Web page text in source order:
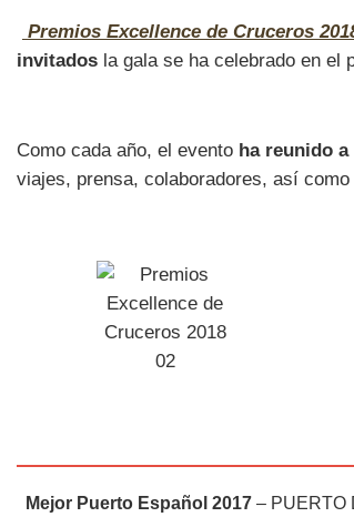
Premios Excellence de Cruceros
invitados la gala se ha celebrado en el
Como cada año, el evento ha reunido
viajes, prensa, colaboradores, así
Mejor Puerto Español 2017 – PUERTO